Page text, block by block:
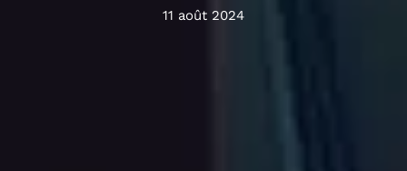
11 août 2024